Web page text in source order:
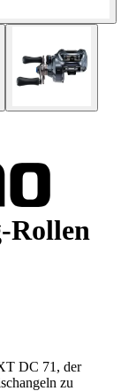
Rollen
DC 71, der
zu